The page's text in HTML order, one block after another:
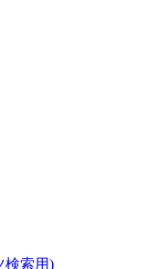
検索用)